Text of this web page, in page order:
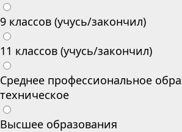
9 классов (учусь/закончил)
11 классов (учусь/закончил)
Среднее профессиональное
техническое
Высшее образования